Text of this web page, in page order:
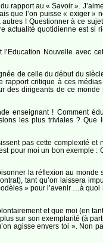
rapport au « Savoir ».
que l’on puisse « exiger
! Questionner à ce
actualité quotidienne est
Nouvelle avec
de celle du début du
critique à ces
des dirigeants de ce
enseignant ! Comment
les plus triviales ?
pas cette complexité
pour moi un bon exemple
la réflexion au monde
tant qu’on laissera
» pour l’avenir …à
et que moi (en
sur son exemplarité (à
agisse envers toi ». Non